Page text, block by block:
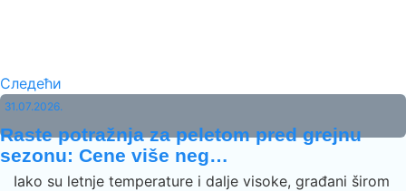
Следећи
31.07.2026.
Raste potražnja za peletom pred grejnu
sezonu: Cene više neg…
Iako su letnje temperature i dalje visoke, građani širom